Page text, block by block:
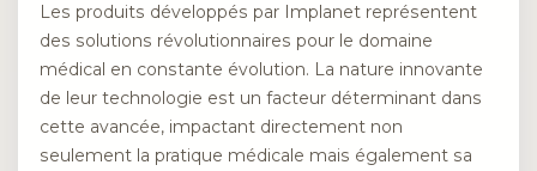
Les produits développés par Implanet représentent
des solutions révolutionnaires pour le domaine
médical en constante évolution. La nature innovante
de leur technologie est un facteur déterminant dans
cette avancée, impactant directement non
seulement la pratique médicale mais également sa